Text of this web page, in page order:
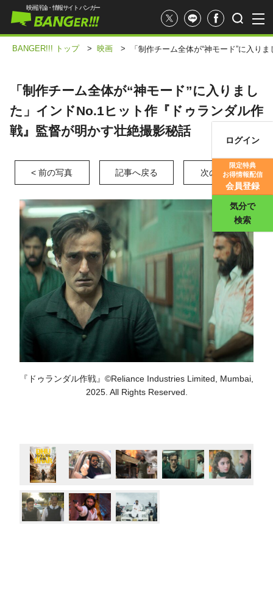
映画評価
映画評論・情報サイト バンガー
ログイン
限定特典
お得情報配信
会員登録
気分で
検索
BANGER!!! トップ > 映画 > 「制作チーム全体が“神モード”に入り
「制作チーム全体が“神モード”に入りまし
た」インドNo.1ヒット作『ドゥランダル作
戦』監督が明かす壮絶撮影秘話
< 前の写真 記事へ戻る 次の写真 >
『ドゥランダル作戦』©Reliance Industries Limited, Mumbai,
2025. All Rights Reserved.